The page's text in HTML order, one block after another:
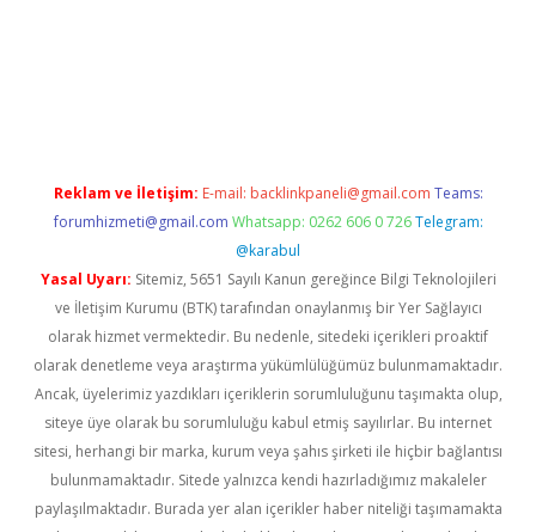
Reklam ve İletişim: E-mail: backlinkpaneli@gmail.com Teams:
forumhizmeti@gmail.com Whatsapp: 0262 606 0 726 Telegram:
@karabul
Yasal Uyarı: Sitemiz, 5651 Sayılı Kanun gereğince Bilgi Teknolojileri
ve İletişim Kurumu (BTK) tarafından onaylanmış bir Yer Sağlayıcı
olarak hizmet vermektedir. Bu nedenle, sitedeki içerikleri proaktif
olarak denetleme veya araştırma yükümlülüğümüz bulunmamaktadır.
Ancak, üyelerimiz yazdıkları içeriklerin sorumluluğunu taşımakta olup,
siteye üye olarak bu sorumluluğu kabul etmiş sayılırlar. Bu internet
sitesi, herhangi bir marka, kurum veya şahıs şirketi ile hiçbir bağlantısı
bulunmamaktadır. Sitede yalnızca kendi hazırladığımız makaleler
paylaşılmaktadır. Burada yer alan içerikler haber niteliği taşımamakta